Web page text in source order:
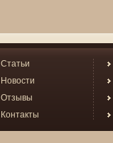
Статьи
Новости
Отзывы
Контакты